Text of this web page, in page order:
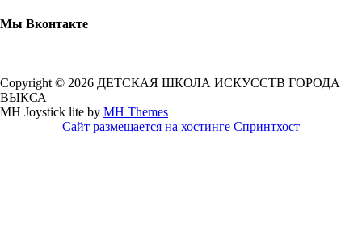
Мы Вконтакте
Copyright © 2026 ДЕТСКАЯ ШКОЛА ИСКУССТВ ГОРОДА
ВЫКСА
MH Joystick lite by MH Themes
Сайт размещается на хостинге Спринтхост